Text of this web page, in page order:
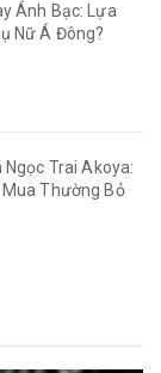
Ánh Bạc: Lựa
Nữ Á Đông?
Trai Akoya:
Mua Thường Bỏ